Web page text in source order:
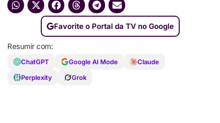
Favorite o Portal da TV no Google
Resumir com:
ChatGPT Google AI Mode
Claude
Perplexity
Grok